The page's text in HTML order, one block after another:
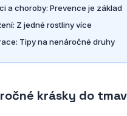
a choroby: Prevence je základ
Z jedné rostliny více
Tipy na nenáročné druhy
krásky do